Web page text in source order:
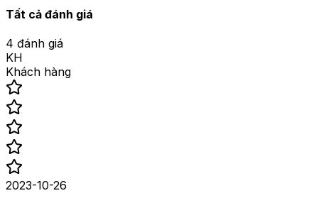
Tất cả đánh giá
4 đánh giá
KH
Khách hàng
2023-10-26